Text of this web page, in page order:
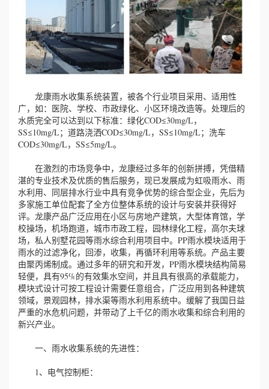
龙康雨水收集系统装置，被各个行业项目采用、适用性
广，如：医院、学校、市政绿化、小区环境改造等。处理后的
水质完全可以达到以下标准：绿化COD≤30mg/L，
SS≤10mg/L；道路浇洒COD≤30mg/L，SS≤10mg/L；洗车
COD≤30mg/L，SS≤5mg/L。
在激烈的市场竞争中，龙康经过多年的创新拼搏，凭借精
湛的专业技术及优质的售后服务，现已发展成为虹吸雨水、雨
水利用、同层排水行业中具有竞争优势的综合型企业，先后为
多家施工单位配套了全方位整体系统的设计与安装并获得好
评。龙康产品广泛应用在小区与房地产建筑，大型体育馆，学
校操场，机场跑道，城市市政工程，园林绿化工程，高尔夫球
场，私人别墅花园等雨水综合利用项目中。PP雨水模块适用于
雨水的过滤净化，回渗，收集，再循环利用等系统。产品主要
由聚丙烯制成。通过多年的研究和开发，PP雨水模块结构简易
轻便，具有95%的有效集水空间，并且具有很高的承载能力，
模块式设计可按工程设计需要任意组合，广泛应用到各种建筑
领域，景观园林，排水渠等雨水利用系统中。缓解了我国日益
严重的水危机问题，并带动了上千亿的雨水收集和综合利用的
新兴产业。
一、雨水收集系统的先进性：
1、电气控制柜：